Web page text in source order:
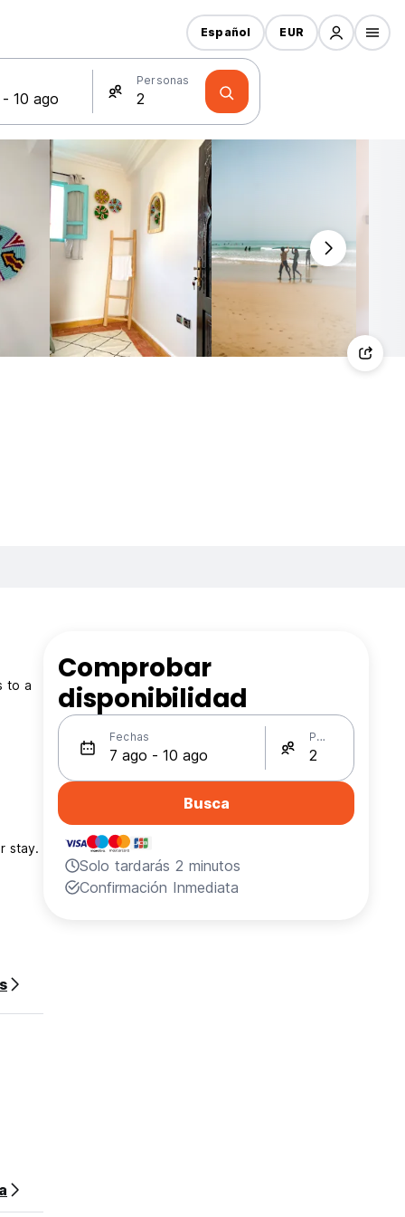
Personas
Español EUR
to a
stay.
Comprobar
disponibilidad
Fechas Personas
Busca
Solo tardarás 2 minutos
Confirmación Inmediata